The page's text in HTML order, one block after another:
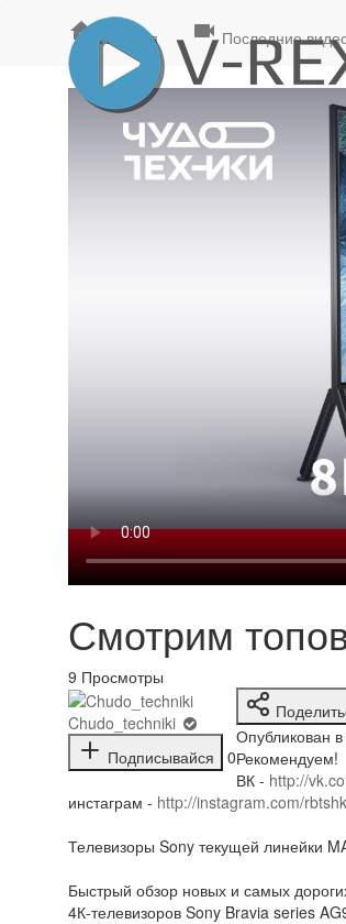
Главная Последние
Смотрим
9 Просмотры
Chudo_techniki
Подписывайся
0
Опубликован
Рекомендуем!
ВК - http://
инстаграм - http://instagram.com/
Телевизоры Sony текущей линейки
Быстрый обзор новых и самых
4К-телевизоров Sony Bravia series